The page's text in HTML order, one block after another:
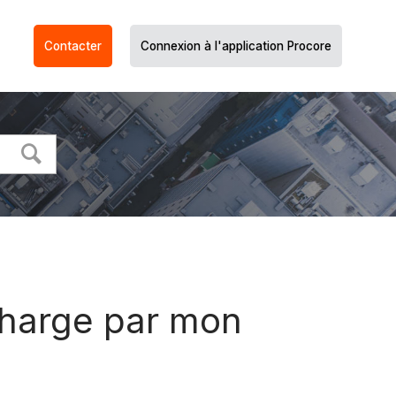
Contacter Connexion à l'application Procore
par mon